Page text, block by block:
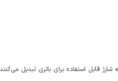
قابل استفاده برای باتری تبدیل